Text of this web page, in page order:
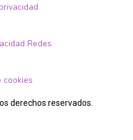
Redes
cookies
derechos reservados.